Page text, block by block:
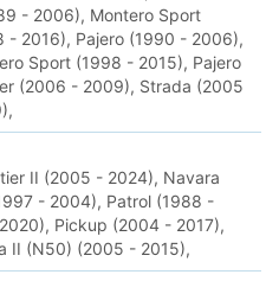
- 2006), Montero Sport
- 2016), Pajero (1990 - 2006),
Sport (1998 - 2015), Pajero
(2006 - 2009), Strada (2005
II (2005 - 2024), Navara
- 2004), Patrol (1988 -
Pickup (2004 - 2017),
II (N50) (2005 - 2015),